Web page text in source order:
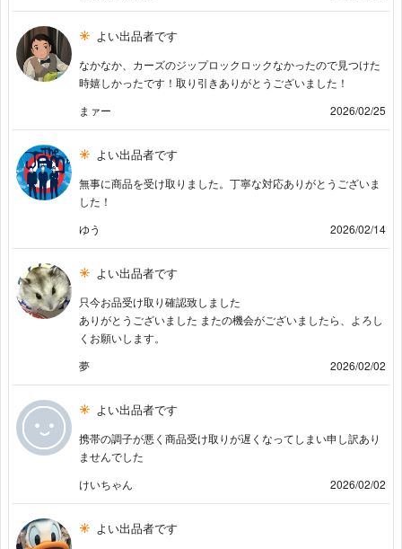
よい出品者です
なかなか、カーズのジップロックロックなかったので見つけた
時嬉しかったです！取り引きありがとうございました！
まァー
2026/02/25
よい出品者です
無事に商品を受け取りました。丁寧な対応ありがとうございま
した！
ゆう
2026/02/14
よい出品者です
只今お品受け取り確認致しました
ありがとうございました またの機会がございましたら、よろし
くお願いします。
夢
2026/02/02
よい出品者です
携帯の調子が悪く商品受け取りが遅くなってしまい申し訳あり
ませんでした
けいちゃん
2026/02/02
よい出品者です